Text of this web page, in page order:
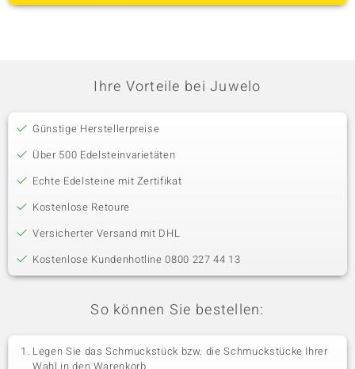
Ihre Vorteile bei Juwelo
Günstige Herstellerpreise
Über 500 Edelsteinvarietäten
Echte Edelsteine mit Zertifikat
Kostenlose Retoure
Versicherter Versand mit DHL
Kostenlose Kundenhotline 0800 227 44 13
So können Sie bestellen:
Legen Sie das Schmuckstück bzw. die Schmuckstücke Ihrer